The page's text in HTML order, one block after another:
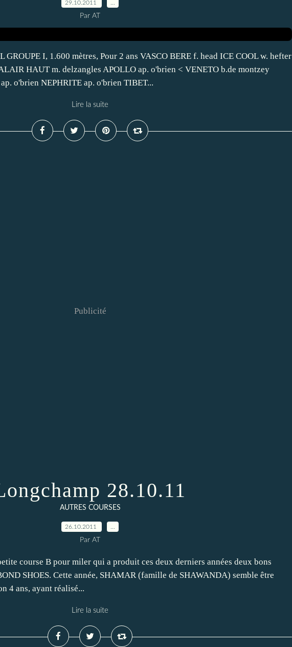
29.10.2011
Par AT
I, 1.600 mètres, Pour 2 ans VASCO BERE f. head ICE COOL w. hefter
HAUT m. delzangles APOLLO ap. o'brien < VENETO b.de montzey
o'brien NEPHRITE ap. o'brien TIBET...
Lire la suite
Publicité
28.10.11
AUTRES COURSES
26.10.2011
Par AT
course B pour miler qui a produit ces deux derniers années deux bons
SHOES. Cette année, SHAMAR (famille de SHAWANDA) semble être
4 ans, ayant réalisé...
Lire la suite